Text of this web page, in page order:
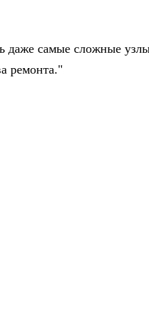
даже самые сложные
ремонта."